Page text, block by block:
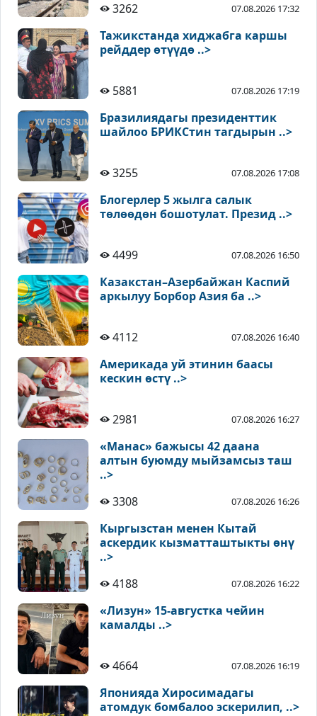
3262
07.08.2026 17:32
Тажикстанда хиджабга каршы
рейддер өтүүдө ..>
5881 07.08.2026 17:19
Бразилиядагы президенттик
шайлоо БРИКСтин тагдырын ..>
3255 07.08.2026 17:08
Блогерлер 5 жылга салык
төлөөдөн бошотулат. Презид ..>
4499 07.08.2026 16:50
Казакстан–Азербайжан Каспий
аркылуу Борбор Азия ба ..>
4112 07.08.2026 16:40
Америкада уй этинин баасы
кескин өстү ..>
2981 07.08.2026 16:27
«Манас» бажысы 42 даана
алтын буюмду мыйзамсыз таш
..>
3308
07.08.2026 16:26
Кыргызстан менен Кытай
аскердик кызматташтыкты өнү
..>
4188
07.08.2026 16:22
«Лизун» 15-августка чейин
камалды ..>
4664 07.08.2026 16:19
Японияда Хиросимадагы
атомдук бомбалоо эскерилип, ..>